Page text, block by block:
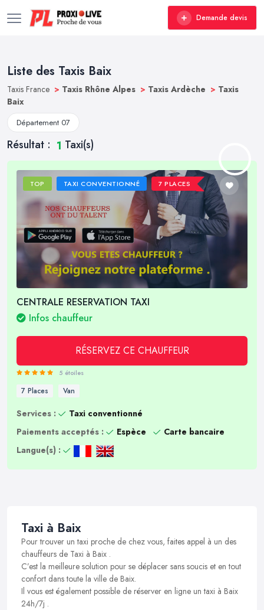
Demande devis
Liste des Taxis Baix
Taxis France > Taxis Rhône Alpes > Taxis Ardèche > Taxis
Baix
Département 07
Résultat : 1 Taxi(s)
TOP TAXI CONVENTIONNÉ 7 PLACES
CENTRALE RESERVATION TAXI
Infos chauffeur
RÉSERVEZ CE CHAUFFEUR
5 étoiles
7 Places Van
Services :
Taxi conventionné
Paiements acceptés :
Espèce
Carte bancaire
Langue(s) :
Taxi à Baix
Pour trouver un taxi proche de chez vous, faites appel à un des
chauffeurs de Taxi à Baix .
C’est la meilleure solution pour se déplacer sans soucis et en tout
confort dans toute la ville de Baix.
Il vous est également possible de réserver en ligne un taxi à Baix
24h/7j .